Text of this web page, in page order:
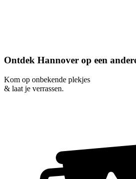
Ontdek Hannover op een
Kom op onbekende plekjes
& laat je verrassen.